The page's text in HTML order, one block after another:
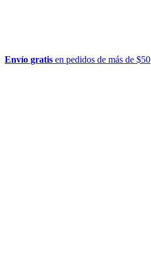
Envío gratis en pedidos de más de $50